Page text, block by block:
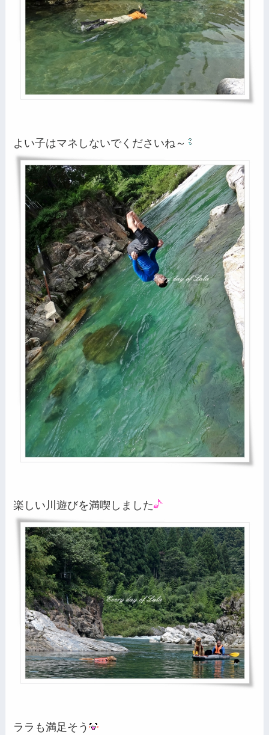
よい子はマネしないでくださいね～
楽しい川遊びを満喫しました
ララも満足そう